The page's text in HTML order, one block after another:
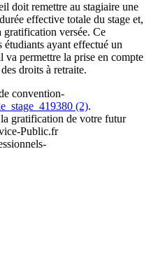
doit remettre au stagiaire une
effective totale du stage et,
gratification versée. Ce
étudiants ayant effectué un
va permettre la prise en compte
droits à retraite.
convention-
(2).
gratification de votre futur
Public.fr